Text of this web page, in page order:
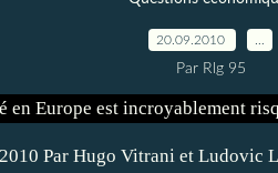
20.09.2010
Par Rlg 95
Par Hugo Vitrani et Ludovic